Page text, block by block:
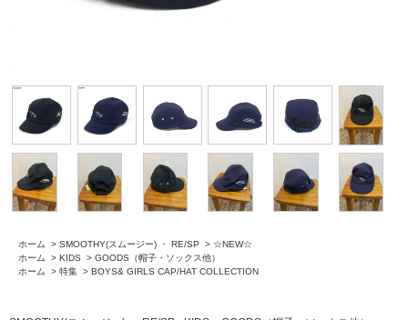
ホーム > SMOOTHY(スムージー) ・ RE/SP > ☆NEW☆
ホーム
> KIDS > GOODS（帽子・ソックス他）
ホーム
> 特集 > BOYS& GIRLS CAP/HAT COLLECTION